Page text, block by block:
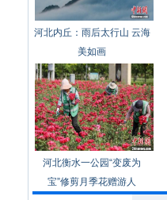
河北内丘：雨后太行山 云海
美如画
河北衡水一公园“变废为
宝”修剪月季花赠游人